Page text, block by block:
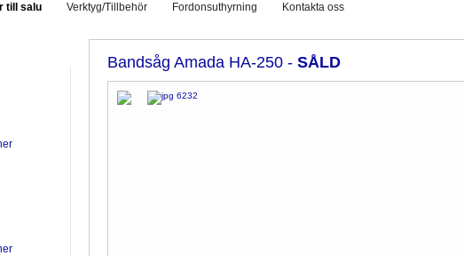
till salu Verktyg/Tillbehör Fordonsuthyrning Kontakta oss
Bandsåg Amada HA-250 - SÅLD